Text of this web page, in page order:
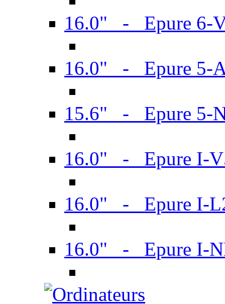
16.0" - Epure 6-
16.0" - Epure 5-
15.6" - Epure 5-
16.0" - Epure I-
16.0" - Epure I-
16.0" - Epure I-